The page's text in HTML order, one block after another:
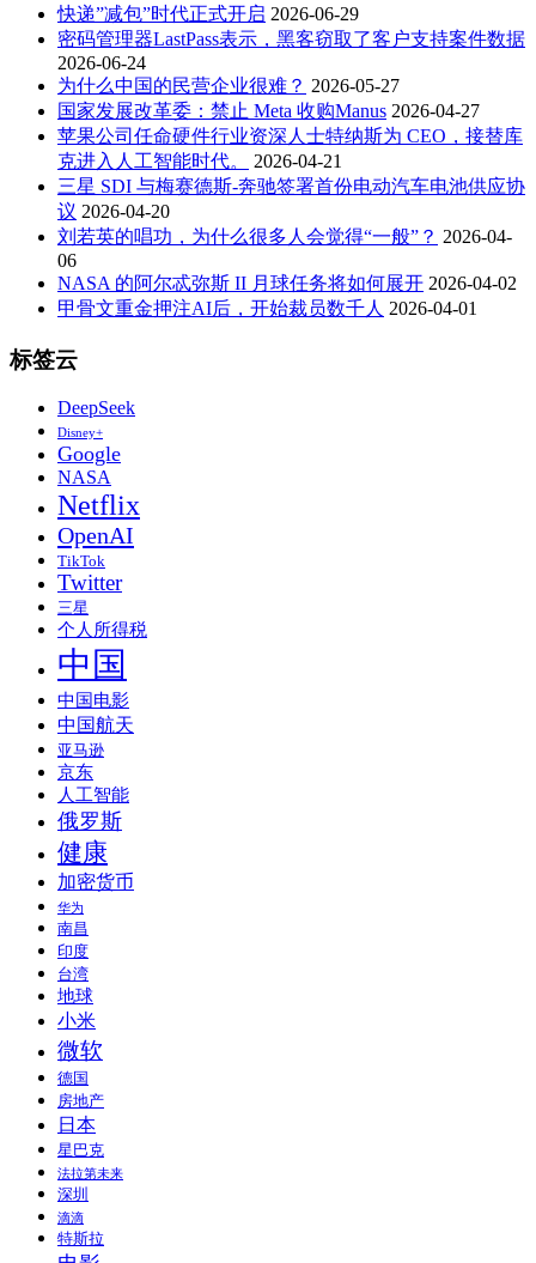
快递”减包”时代正式开启 2026-06-29
密码管理器LastPass表示，黑客窃取了客户支持案件数据
2026-06-24
为什么中国的民营企业很难？ 2026-05-27
国家发展改革委：禁止 Meta 收购Manus 2026-04-27
苹果公司任命硬件行业资深人士特纳斯为 CEO，接替库
克进入人工智能时代。
2026-04-21
三星 SDI 与梅赛德斯-奔驰签署首份电动汽车电池供应协
议 2026-04-20
刘若英的唱功，为什么很多人会觉得“一般”？ 2026-04-
06
NASA 的阿尔忒弥斯 II 月球任务将如何展开 2026-04-02
甲骨文重金押注AI后，开始裁员数千人 2026-04-01
标签云
DeepSeek
Disney+
Google
NASA
Netflix
OpenAI
TikTok
Twitter
三星
个人所得税
中国
中国电影
中国航天
亚马逊
京东
人工智能
俄罗斯
健康
加密货币
华为
南昌
印度
台湾
地球
小米
微软
德国
房地产
日本
星巴克
法拉第未来
深圳
滴滴
特斯拉